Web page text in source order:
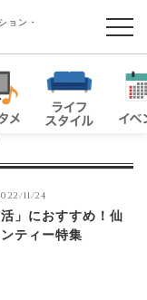
ョン・
11/24
活」におすすめ！仙
ティー特集